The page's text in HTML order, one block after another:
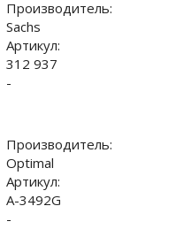
Производитель:
Sachs
Артикул:
312 937
-
Производитель:
Optimal
Артикул:
A-3492G
-